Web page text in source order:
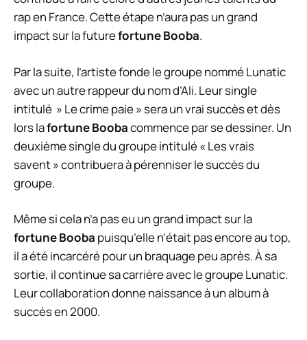
rap en France. Cette étape n’aura pas un grand
impact sur la futurefortune Booba.
Par la suite, l’artiste fonde le groupe nommé Lunatic
avec un autre rappeur du nom d’Ali. Leur single
intitulé » Le crime paie » sera un vrai succès et dès
lors lafortune Boobacommence par se dessiner. Un
deuxième single du groupe intitulé « Les vrais
savent » contribuera à pérenniser le succès du
groupe.
Même si cela n’a pas eu un grand impact sur la
fortune Booba puisqu’elle n’était pas encore au top,
il a été incarcéré pour un braquage peu après. À sa
sortie, il continue sa carrière avec le groupe Lunatic.
Leur collaboration donne naissance à un album à
succès en 2000.